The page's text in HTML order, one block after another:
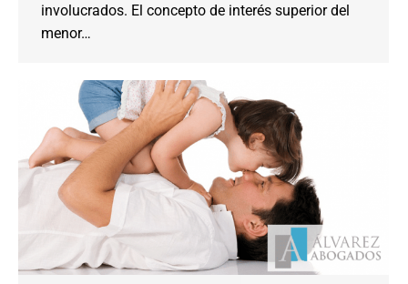
involucrados. El concepto de interés superior del
menor…